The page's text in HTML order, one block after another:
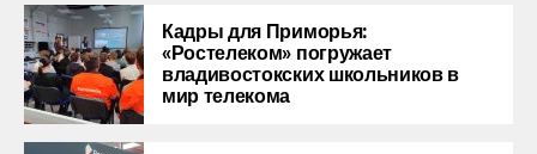
Кадры для Приморья:
«Ростелеком» погружает
владивостокских школьников в
мир телекома